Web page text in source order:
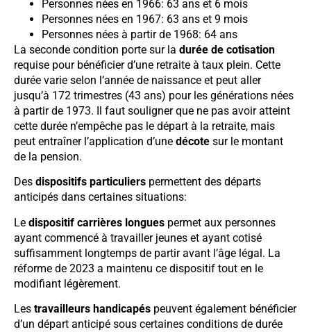
Personnes nées en 1966: 63 ans et 6 mois
Personnes nées en 1967: 63 ans et 9 mois
Personnes nées à partir de 1968: 64 ans
La seconde condition porte sur la durée de cotisation
requise pour bénéficier d’une retraite à taux plein. Cette
durée varie selon l’année de naissance et peut aller
jusqu’à 172 trimestres (43 ans) pour les générations nées
à partir de 1973. Il faut souligner que ne pas avoir atteint
cette durée n’empêche pas le départ à la retraite, mais
peut entraîner l’application d’une décote sur le montant
de la pension.
Des dispositifs particuliers permettent des départs
anticipés dans certaines situations:
Le dispositif carrières longues permet aux personnes
ayant commencé à travailler jeunes et ayant cotisé
suffisamment longtemps de partir avant l’âge légal. La
réforme de 2023 a maintenu ce dispositif tout en le
modifiant légèrement.
Les travailleurs handicapés peuvent également bénéficier
d’un départ anticipé sous certaines conditions de durée